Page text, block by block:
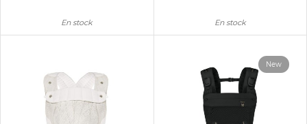
En stock En stock
New